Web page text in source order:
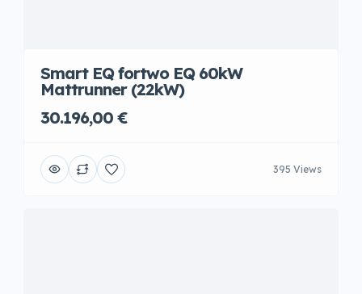
Smart EQ fortwo EQ 60kW
Mattrunner (22kW)
30.196,00 €
395 Views